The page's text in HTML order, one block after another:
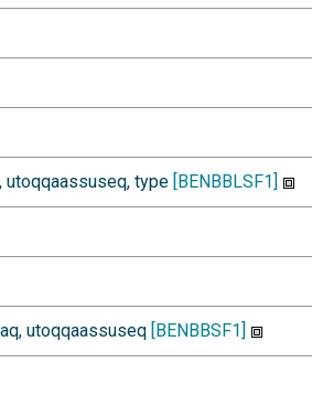
utoqqaassuseq, type [BENBBLSF1]
utoqqaassuseq [BENBBSF1]